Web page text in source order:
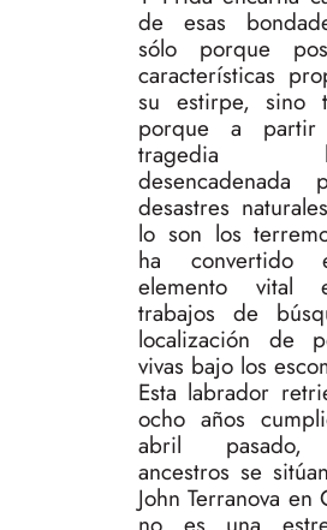
de esas
sólo porque
características
su estirpe, sino
porque a
tragedia
desencadenada
desastres
lo son los
ha convertido
elemento vital
trabajos de
localización de
vivas bajo los
Esta labrador
ocho años
abril pasado,
ancestros se
John Terranova en